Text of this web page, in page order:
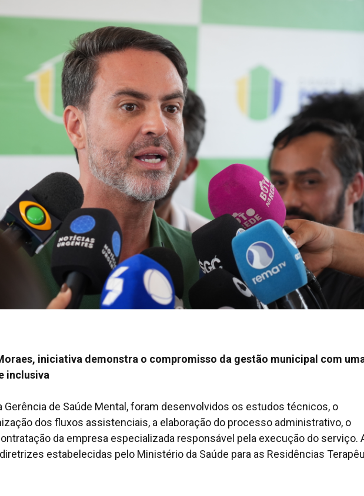
iniciativa demonstra o compromisso da gestão municipal com
inclusiva
Gerência de Saúde Mental, foram desenvolvidos os estudos técnicos, o
dos fluxos assistenciais, a elaboração do processo administrativo, o
da empresa especializada responsável pela execução do serviço.
estabelecidas pelo Ministério da Saúde para as Residências